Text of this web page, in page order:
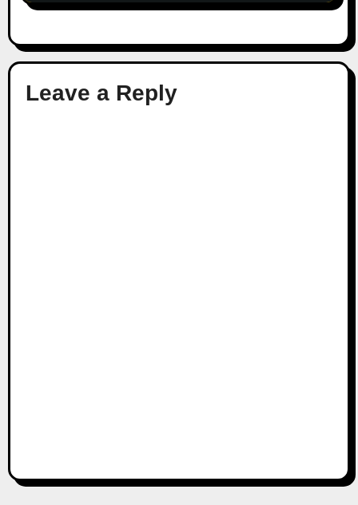
Leave a Reply